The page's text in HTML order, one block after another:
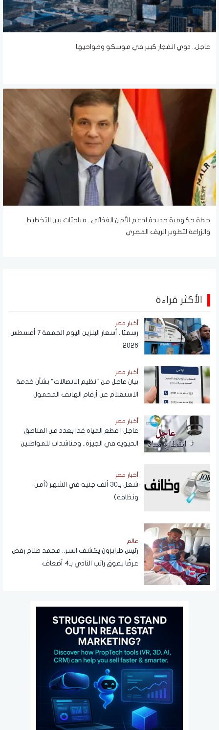
عاجل.. دوي انفجار كبير في موسكو وضواحيها
خطة حكومية جديدة لدعم الأمن الغذائي.. مباحثات بين التخطيط
والزراعة لتطوير الريف المصري
الأكثر قراءة
أخبار مصر
رسميًا.. أسعار البنزين اليوم الجمعة 7 أغسطس
2026
أخبار مصر
بيان عاجل من "نظيم الاتصالات" بشأن خدمة
الاستعلام عن أرقام الهاتف المحمول
NTRA
أخبار مصر
عاجل | قطع المياه غدا بعدد من المناطق
الحيوية في الجيزة.. ومناشدات للمواطنين
أخبار مصر
شغل بـ30 ألف جنيه في الشهر (أمن
ونظافة)
عالم
رئيس طرابزون يكشف السر.. محمد صلاح رفض
عرضًا يفوق راتب النادي بـ4 أضعاف